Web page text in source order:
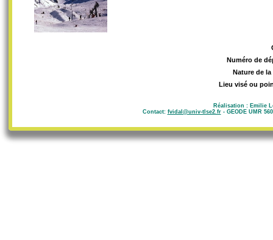
Numéro de
Nature de
Lieu visé ou
Réalisation : Emilie
Contact: fvidal@univ-tlse2.fr- GEODE UMR